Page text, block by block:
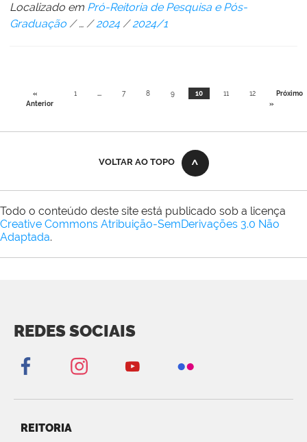
Localizado em Pró-Reitoria de Pesquisa e Pós-
Graduação /… /2024 /2024/1
«
Anterior
1 ... 7 8 9 10 11 12
Próximo
»
VOLTAR AO TOPO
Todo o conteúdo deste site está publicado sob a licença
Creative Commons Atribuição-SemDerivações 3.0 Não
Adaptada.
REDES SOCIAIS
REITORIA